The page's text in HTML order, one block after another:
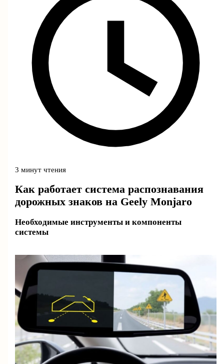
3 минут чтения
Как работает система распознавания
дорожных знаков на Geely Monjaro
Необходимые инструменты и компоненты
системы